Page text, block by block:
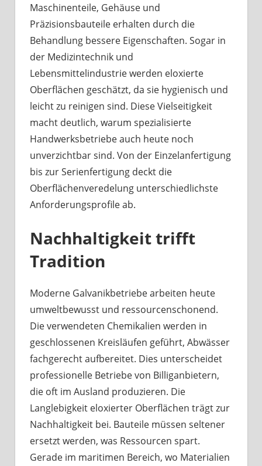
Maschinenteile, Gehäuse und
Präzisionsbauteile erhalten durch die
Behandlung bessere Eigenschaften. Sogar in
der Medizintechnik und
Lebensmittelindustrie werden eloxierte
Oberflächen geschätzt, da sie hygienisch und
leicht zu reinigen sind. Diese Vielseitigkeit
macht deutlich, warum spezialisierte
Handwerksbetriebe auch heute noch
unverzichtbar sind. Von der Einzelanfertigung
bis zur Serienfertigung deckt die
Oberflächenveredelung unterschiedlichste
Anforderungsprofile ab.
Nachhaltigkeit trifft
Tradition
Moderne Galvanikbetriebe arbeiten heute
umweltbewusst und ressourcenschonend.
Die verwendeten Chemikalien werden in
geschlossenen Kreisläufen geführt, Abwässer
fachgerecht aufbereitet. Dies unterscheidet
professionelle Betriebe von Billiganbietern,
die oft im Ausland produzieren. Die
Langlebigkeit eloxierter Oberflächen trägt zur
Nachhaltigkeit bei. Bauteile müssen seltener
ersetzt werden, was Ressourcen spart.
Gerade im maritimen Bereich, wo Materialien